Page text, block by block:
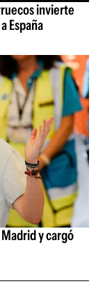
invierte
España
y cargó